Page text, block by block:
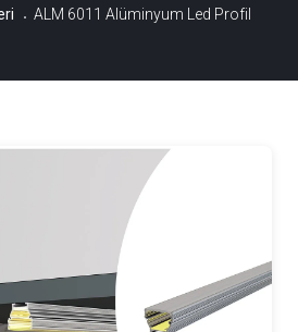
ALM 6011 Alüminyum Led Profil